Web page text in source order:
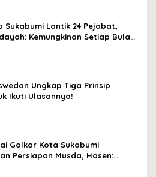
Sukabumi Lantik 24 Pejabat,
Kemungkinan Setiap Bulan
Ungkap Tiga Prinsip
Ikuti Ulasannya!
Golkar Kota Sukabumi
Persiapan Musda, Hasen: